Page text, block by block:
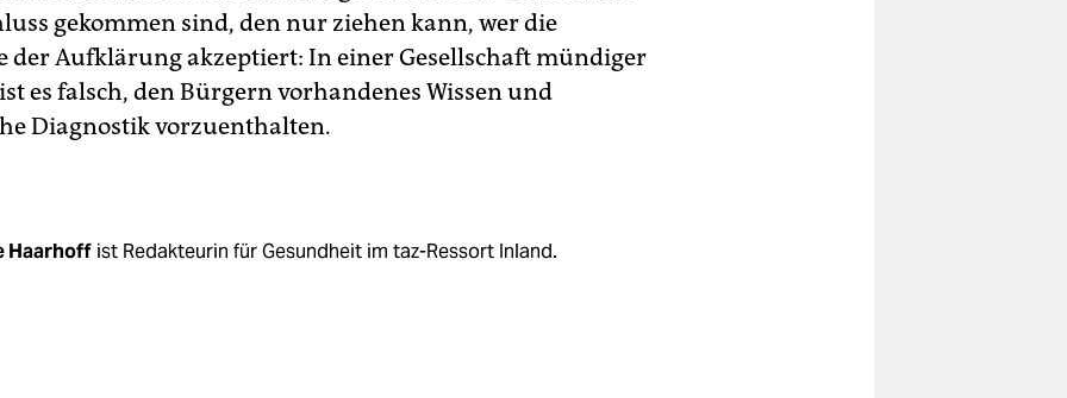
gekommen sind, den nur ziehen kann, wer die
der Aufklärung akzeptiert: In einer Gesellschaft mündiger
es falsch, den Bürgern vorhandenes Wissen und
Diagnostik vorzuenthalten.
Haarhoffist Redakteurin für Gesundheit im taz-Ressort Inland.